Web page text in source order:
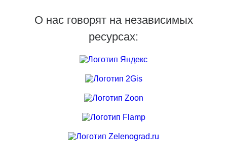
О нас говорят на независимых
ресурсах: